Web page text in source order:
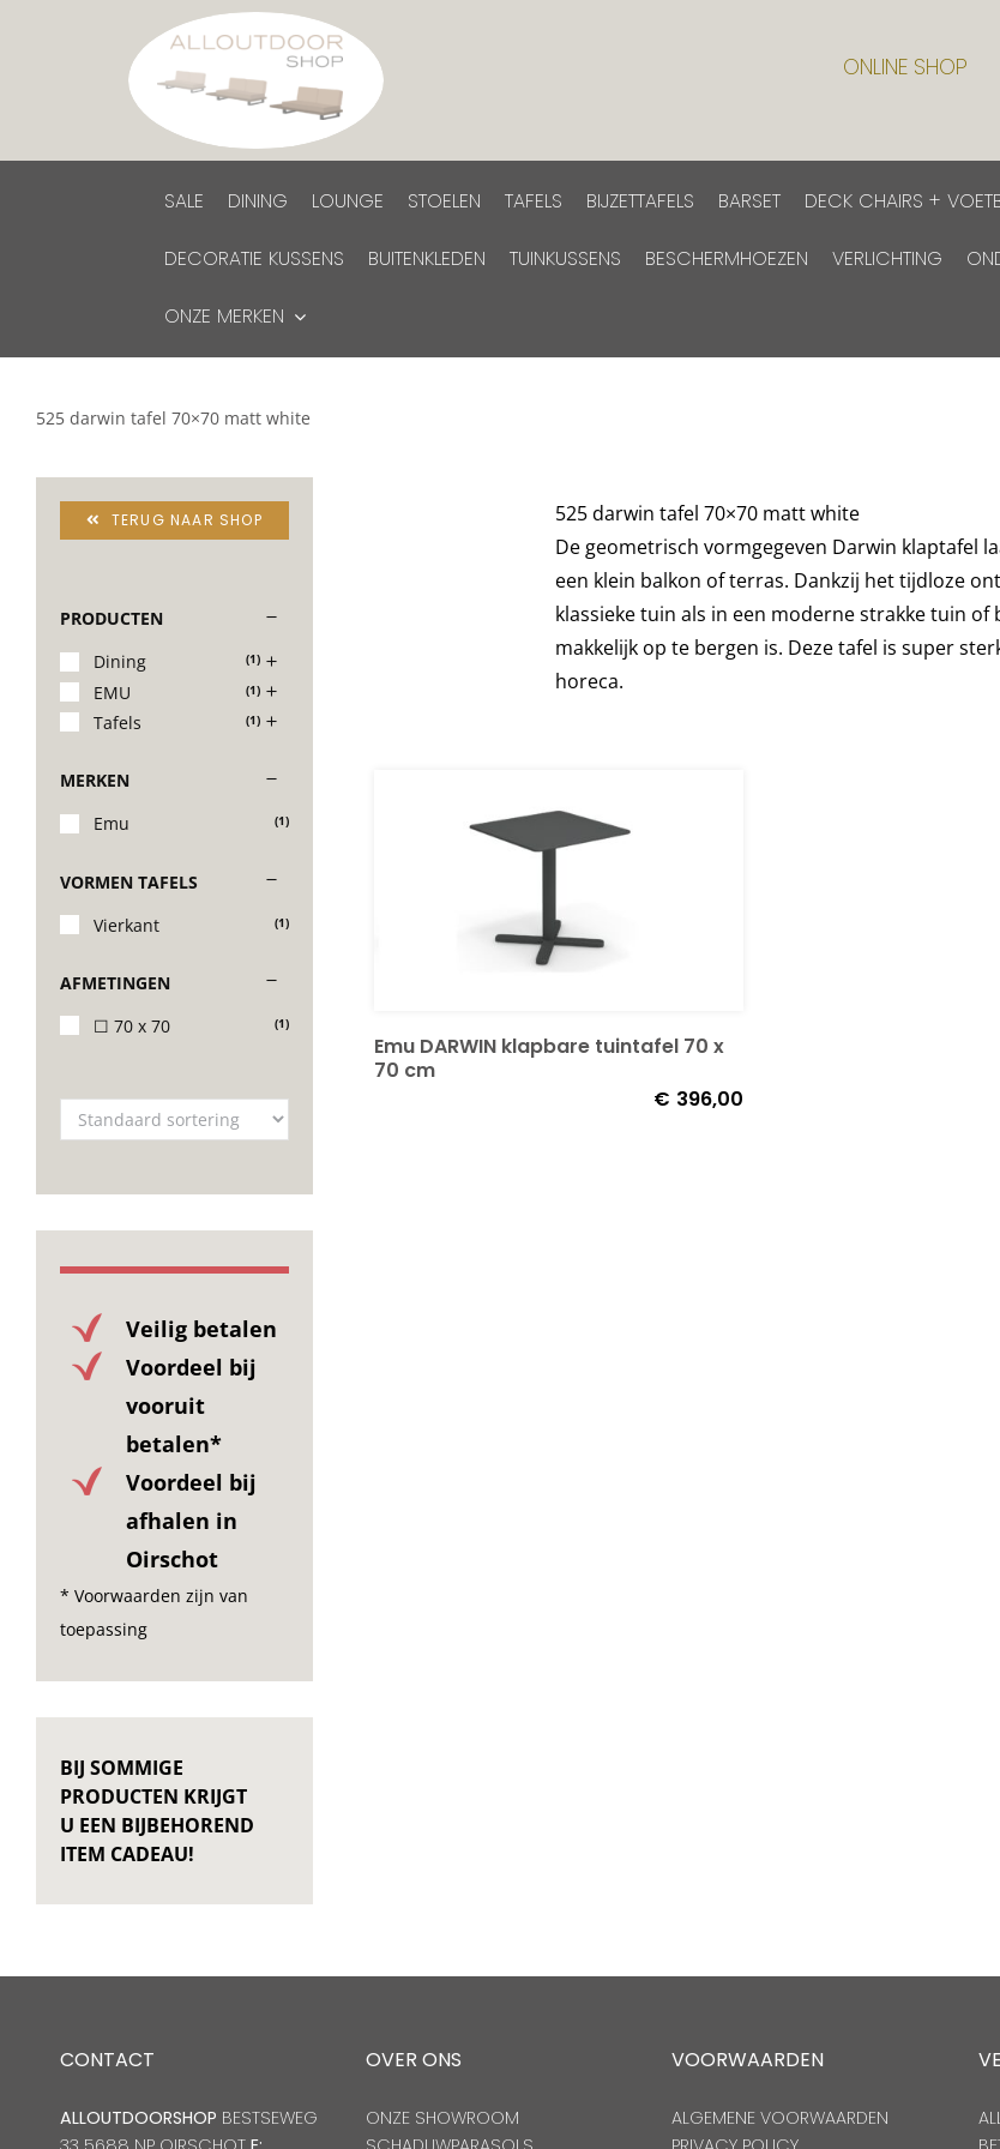
ONLINE SHOP
SALE DINING LOUNGE STOELEN TAFELS BIJZETTAFELS BARSET DECK CHAIRS +
DECORATIE KUSSENS BUITENKLEDEN TUINKUSSENS BESCHERMHOEZEN VERLICHTING
ONZE MERKEN
525 darwin tafel 70×70 matt white
525 darwin tafel 70×70 matt white
De geometrisch vormgegeven Darwin klaptafel
een klein balkon of terras. Dankzij het tijdloze
klassieke tuin als in een moderne strakke tuin
makkelijk op te bergen is. Deze tafel is super
horeca.
Emu DARWIN klapbare tuintafel 70 x
70 cm
€ 396,00
TERUG NAAR SHOP
PRODUCTEN
Dining
(1)
EMU (1)
Tafels (1)
MERKEN
Emu
(1)
VORMEN TAFELS
Vierkant
(1)
AFMETINGEN
☐ 70 x 70
(1)
Veilig betalen
Voordeel bij
vooruit
betalen*
Voordeel bij
afhalen in
Oirschot
* Voorwaarden zijn van
toepassing
BIJ SOMMIGE
PRODUCTEN KRIJGT
U EEN BIJBEHOREND
ITEM CADEAU!
CONTACT
ALLOUTDOORSHOP BESTSEWEG
OVER ONS
ONZE SHOWROOM
VOORWAARDEN
ALGEMENE VOORWAARDEN